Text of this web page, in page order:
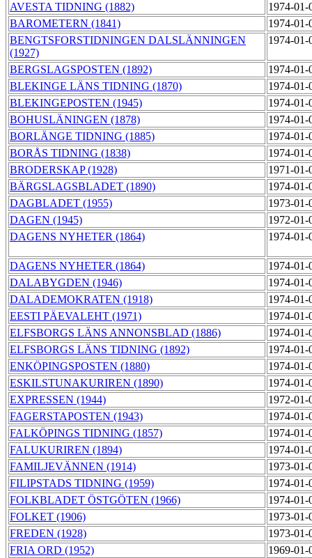
AVESTA TIDNING (1882)
1974-
BAROMETERN (1841)
1974-
BENGTSFORSTIDNINGEN DALSLÄNNINGEN
(1927)
1974-
BERGSLAGSPOSTEN (1892)
1974-
BLEKINGE LÄNS TIDNING (1870)
1974-
BLEKINGEPOSTEN (1945)
1974-
BOHUSLÄNINGEN (1878)
1974-
BORLÄNGE TIDNING (1885)
1974-
BORÅS TIDNING (1838)
1974-
BRODERSKAP (1928)
1971-
BÄRGSLAGSBLADET (1890)
1974-
DAGBLADET (1955)
1973-
DAGEN (1945)
1972-
DAGENS NYHETER (1864)
1974-
DAGENS NYHETER (1864)
1974-
DALABYGDEN (1946)
1974-
DALADEMOKRATEN (1918)
1974-
EESTI PÄEVALEHT (1971)
1974-
ELFSBORGS LÄNS ANNONSBLAD (1886)
1974-
ELFSBORGS LÄNS TIDNING (1892)
1974-
ENKÖPINGSPOSTEN (1880)
1974-
ESKILSTUNAKURIREN (1890)
1974-
EXPRESSEN (1944)
1972-
FAGERSTAPOSTEN (1943)
1974-
FALKÖPINGS TIDNING (1857)
1974-
FALUKURIREN (1894)
1974-
FAMILJEVÄNNEN (1914)
1973-
FILIPSTADS TIDNING (1959)
1974-
FOLKBLADET ÖSTGÖTEN (1966)
1974-
FOLKET (1906)
1973-
FREDEN (1928)
1973-
FRIA ORD (1952)
1969-